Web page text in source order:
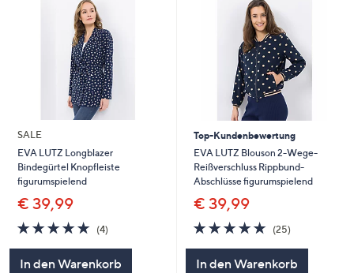
SALE
EVA LUTZ Longblazer
Bindegürtel Knopfleiste
figurumspielend
€ 39,99
4.8
von
(4)4
In den Warenkorb
Top-Kundenbewertung
EVA LUTZ Blouson 2-Wege-
Reißverschluss Rippbund-
Abschlüsse figurumspielend
€ 39,99
4.7
von
(25)25
In den Warenkorb